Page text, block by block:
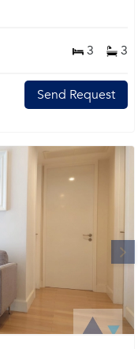
3 3
Send Request
4